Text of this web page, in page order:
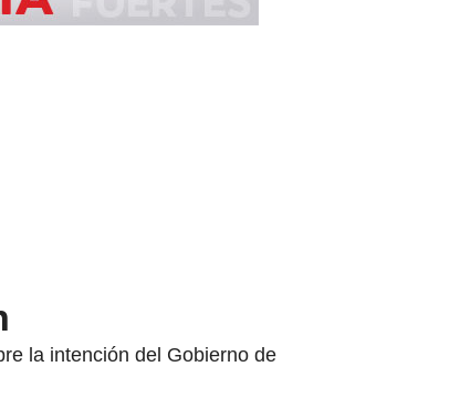
la intención del Gobierno de